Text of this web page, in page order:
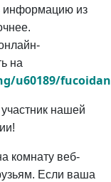
информацию из
на
u60189/
нашей
комнату веб-
Если ваша